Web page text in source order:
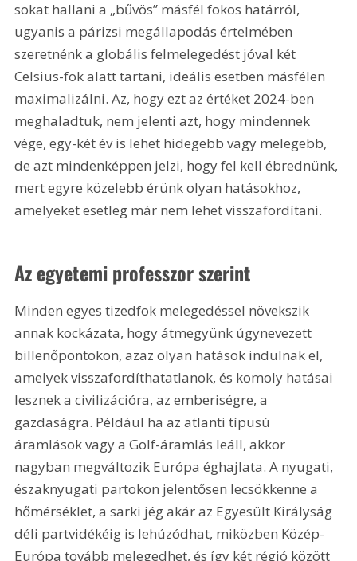
sokat hallani a „bűvös” másfél fokos határról,
ugyanis a párizsi megállapodás értelmében
szeretnénk a globális felmelegedést jóval két
Celsius-fok alatt tartani, ideális esetben másfélen
maximalizálni. Az, hogy ezt az értéket 2024-ben
meghaladtuk, nem jelenti azt, hogy mindennek
vége, egy-két év is lehet hidegebb vagy melegebb,
de azt mindenképpen jelzi, hogy fel kell ébrednünk,
mert egyre közelebb érünk olyan hatásokhoz,
amelyeket esetleg már nem lehet visszafordítani.
Az egyetemi professzor szerint
Minden egyes tizedfok melegedéssel növekszik
annak kockázata, hogy átmegyünk úgynevezett
billenőpontokon, azaz olyan hatások indulnak el,
amelyek visszafordíthatatlanok, és komoly hatásai
lesznek a civilizációra, az emberiségre, a
gazdaságra. Például ha az atlanti típusú
áramlások vagy a Golf-áramlás leáll, akkor
nagyban megváltozik Európa éghajlata. A nyugati,
északnyugati partokon jelentősen lecsökkenne a
hőmérséklet, a sarki jég akár az Egyesült Királyság
déli partvidékéig is lehúzódhat, miközben Közép-
Európa tovább melegedhet, és így két régió között